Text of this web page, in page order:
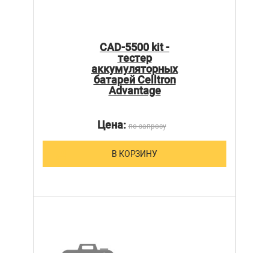
CAD-5500 kit -
тестер
аккумуляторных
батарей Celltron
Advantage
Цена:по запросу
В КОРЗИНУ